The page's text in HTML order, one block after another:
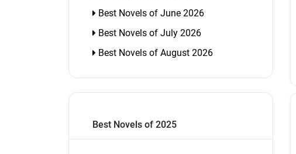
Best Novels of June 2026
Best Novels of July 2026
Best Novels of August 2026
Best Novels of 2025